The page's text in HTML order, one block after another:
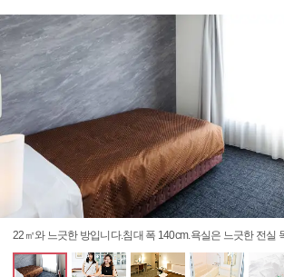
22㎡와 느긋한 방입니다.침대 폭 140cm.욕실은 느긋한 전실